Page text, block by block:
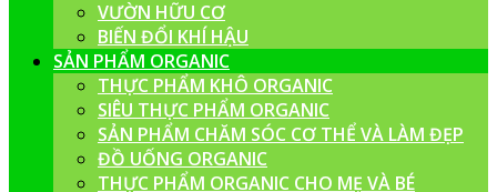
VƯỜN HỮU CƠ
BIẾN ĐỔI KHÍ HẬU
SẢN PHẨM ORGANIC
THỰC PHẨM KHÔ ORGANIC
SIÊU THỰC PHẨM ORGANIC
SẢN PHẨM CHĂM SÓC CƠ THỂ VÀ LÀM ĐẸP
ĐỒ UỐNG ORGANIC
THỰC PHẨM ORGANIC CHO MẸ VÀ BÉ